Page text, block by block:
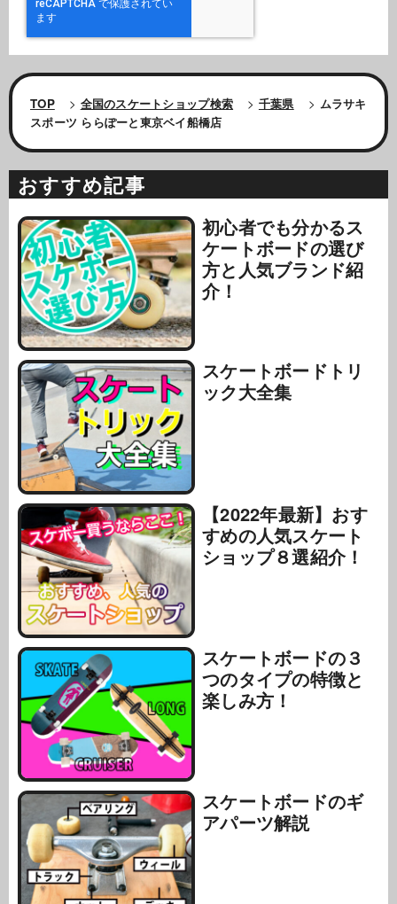
TOP > 全国のスケートショップ検索 > 千葉県 > ムラサキ
スポーツ ららぽーと東京ベイ船橋店
おすすめ記事
初心者でも分かるス
ケートボードの選び
方と人気ブランド紹
介！
スケートボードトリ
ック大全集
【2022年最新】おす
すめの人気スケート
ショップ８選紹介！
スケートボードの３
つのタイプの特徴と
楽しみ方！
スケートボードのギ
アパーツ解説